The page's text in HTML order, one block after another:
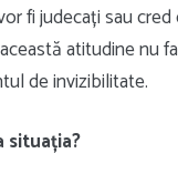
fi judecați sau
atitudine nu
de invizibilitate.
situația?